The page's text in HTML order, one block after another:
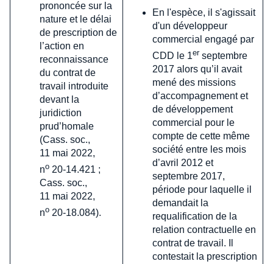
prononcée sur la
nature et le délai
de prescription de
l’action en
reconnaissance
du contrat de
travail introduite
devant la
juridiction
prud’homale
(Cass. soc.,
11 mai 2022,
no 20-14.421 ;
Cass. soc.,
11 mai 2022,
no 20-18.084).
En l'espèce, il s'agissait
d'un développeur
commercial engagé par
CDD le 1er septembre
2017 alors qu’il avait
mené des missions
d’accompagnement et
de développement
commercial pour le
compte de cette même
société entre les mois
d’avril 2012 et
septembre 2017,
période pour laquelle il
demandait la
requalification de la
relation contractuelle en
contrat de travail. Il
contestait la prescription